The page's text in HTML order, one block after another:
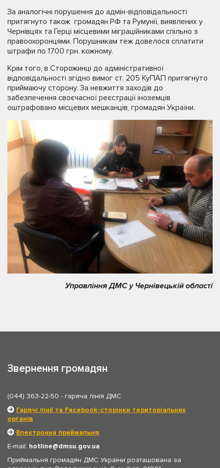
За аналогічні порушення до адмін-відповідальності
притягнуто також громадян РФ та Румунії, виявлених у
Чернівцях та Герці місцевими міграційниками спільно з
правоохоронцями. Порушникам теж довелося сплатити
штрафи по 1700 грн. кожному.
Крім того, в Сторожинці до адміністративної
відповідальності згідно вимог ст. 205 КуПАП притягнуто
приймаючу сторону. За невжиття заходів до
забезпечення своєчасної реєстрації іноземців
оштрафовано місцевих мешканців, громадян України.
Управління ДМС у Чернівецькій області
Звернення громадян
(044) 363-22-50 - гаряча лінія ДМС
Гарячі лінії та Facebook-сторінки територіальних
органів
Електронна приймальня
E-mail: hotline
dmsu.gov.ua
Приймальня громадян ДМС України розташована за